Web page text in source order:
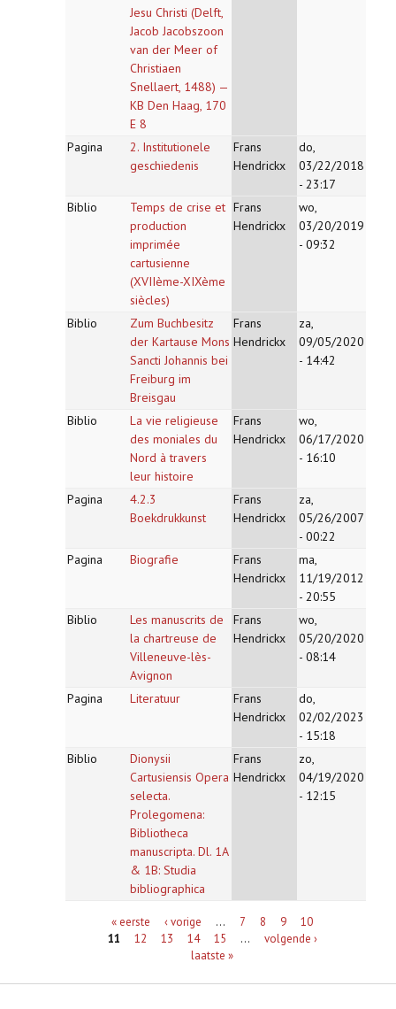
Jesu Christi (Delft,
Jacob Jacobszoon
van der Meer of
Christiaen
Snellaert, 1488) —
KB Den Haag, 170
E 8
Pagina
2. Institutionele
geschiedenis
Frans
Hendrickx
do,
03/22/2018
- 23:17
Biblio
Temps de crise et
production
imprimée
cartusienne
(XVIIème-XIXème
siècles)
Frans
Hendrickx
wo,
03/20/2019
- 09:32
Biblio
Zum Buchbesitz
der Kartause Mons
Sancti Johannis bei
Freiburg im
Breisgau
Frans
Hendrickx
za,
09/05/2020
- 14:42
Biblio
La vie religieuse
des moniales du
Nord à travers
leur histoire
Frans
Hendrickx
wo,
06/17/2020
- 16:10
Pagina
4.2.3
Boekdrukkunst
Frans
Hendrickx
za,
05/26/2007
- 00:22
Pagina
Biografie
Frans
Hendrickx
ma,
11/19/2012
- 20:55
Biblio
Les manuscrits de
la chartreuse de
Villeneuve-lès-
Avignon
Frans
Hendrickx
wo,
05/20/2020
- 08:14
Pagina Literatuur
Frans
Hendrickx
do,
02/02/2023
- 15:18
Biblio
Dionysii
Cartusiensis Opera
selecta.
Prolegomena:
Bibliotheca
manuscripta. Dl. 1A
& 1B: Studia
bibliographica
Frans
Hendrickx
zo,
04/19/2020
- 12:15
Pagina's« eerste ‹ vorige … 7 8 9
10
11
12 13 14 15 …
volgende ›
laatste »